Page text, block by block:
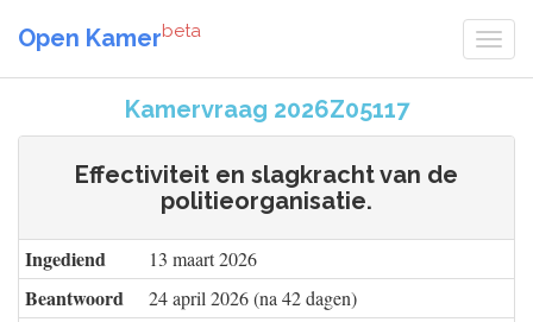
Open Kamerbeta
Kamervraag 2026Z05117
Effectiviteit en slagkracht van de
politieorganisatie.
Ingediend 13 maart 2026
Beantwoord 24 april 2026 (na 42 dagen)